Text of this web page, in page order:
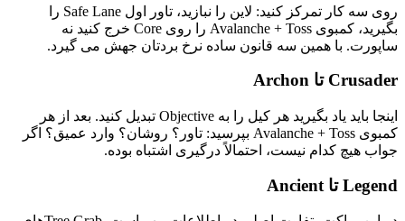
روی سه کار تمرکز کنید: لاین را نبازید، تاور اول Safe Lane را
بگیرید، کمبوی Avalanche + Toss را روی Core خرج کنید نه
ساپورت. با همین سه قانون ساده نرخ بردتان جهش می گیرد.
Crusader تا Archon
اینجا باید یاد بگیرید هر کیل را به Objective تبدیل کنید. بعد از هر
کمبوی Avalanche + Toss بپرسید: تاور؟ روشان؟ وارد عمیق؟ اگر
جواب هیچ کدام نیست، احتمالاً درگیری اشتباه بوده.
Legend تا Ancient